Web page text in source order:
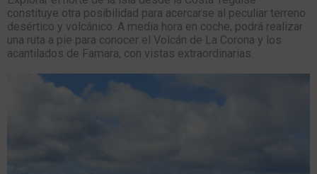
constituye otra posibilidad para acercarse al peculiar terreno
desértico y volcánico. A media hora en coche, podrá realizar
una ruta a pie para conocer el Volcán de La Corona y los
acantilados de Famara, con vistas extraordinarias.